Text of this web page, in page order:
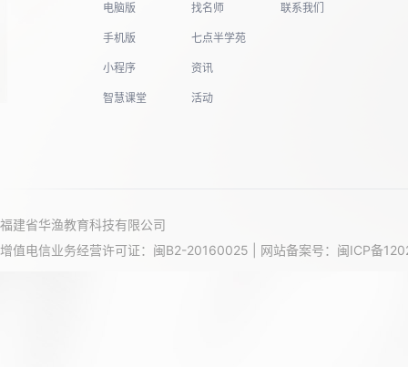
电脑版
手机版
小程序
智慧课堂
找名师
七点半学苑
资讯
活动
联系我们
福建省华渔教育科技有限公司
增值电信业务经营许可证：闽B2-20160025 | 网站备案号： 闽ICP备